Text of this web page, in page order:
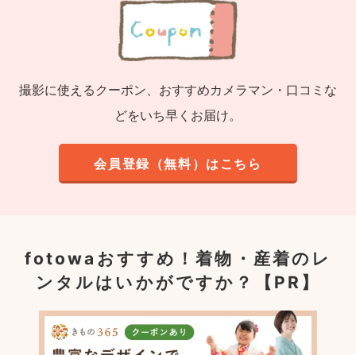
撮影に使えるクーポン、おすすめカメラマン・口コミな
どをいち早くお届け。
会員登録（無料）はこちら
fotowaおすすめ！着物・産着のレ
ンタルはいかがですか？【PR】